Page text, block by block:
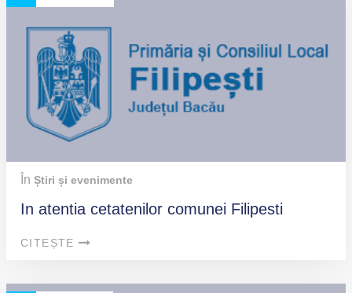
În Știri și evenimente
In atentia cetatenilor comunei Filipesti
CITEȘTE